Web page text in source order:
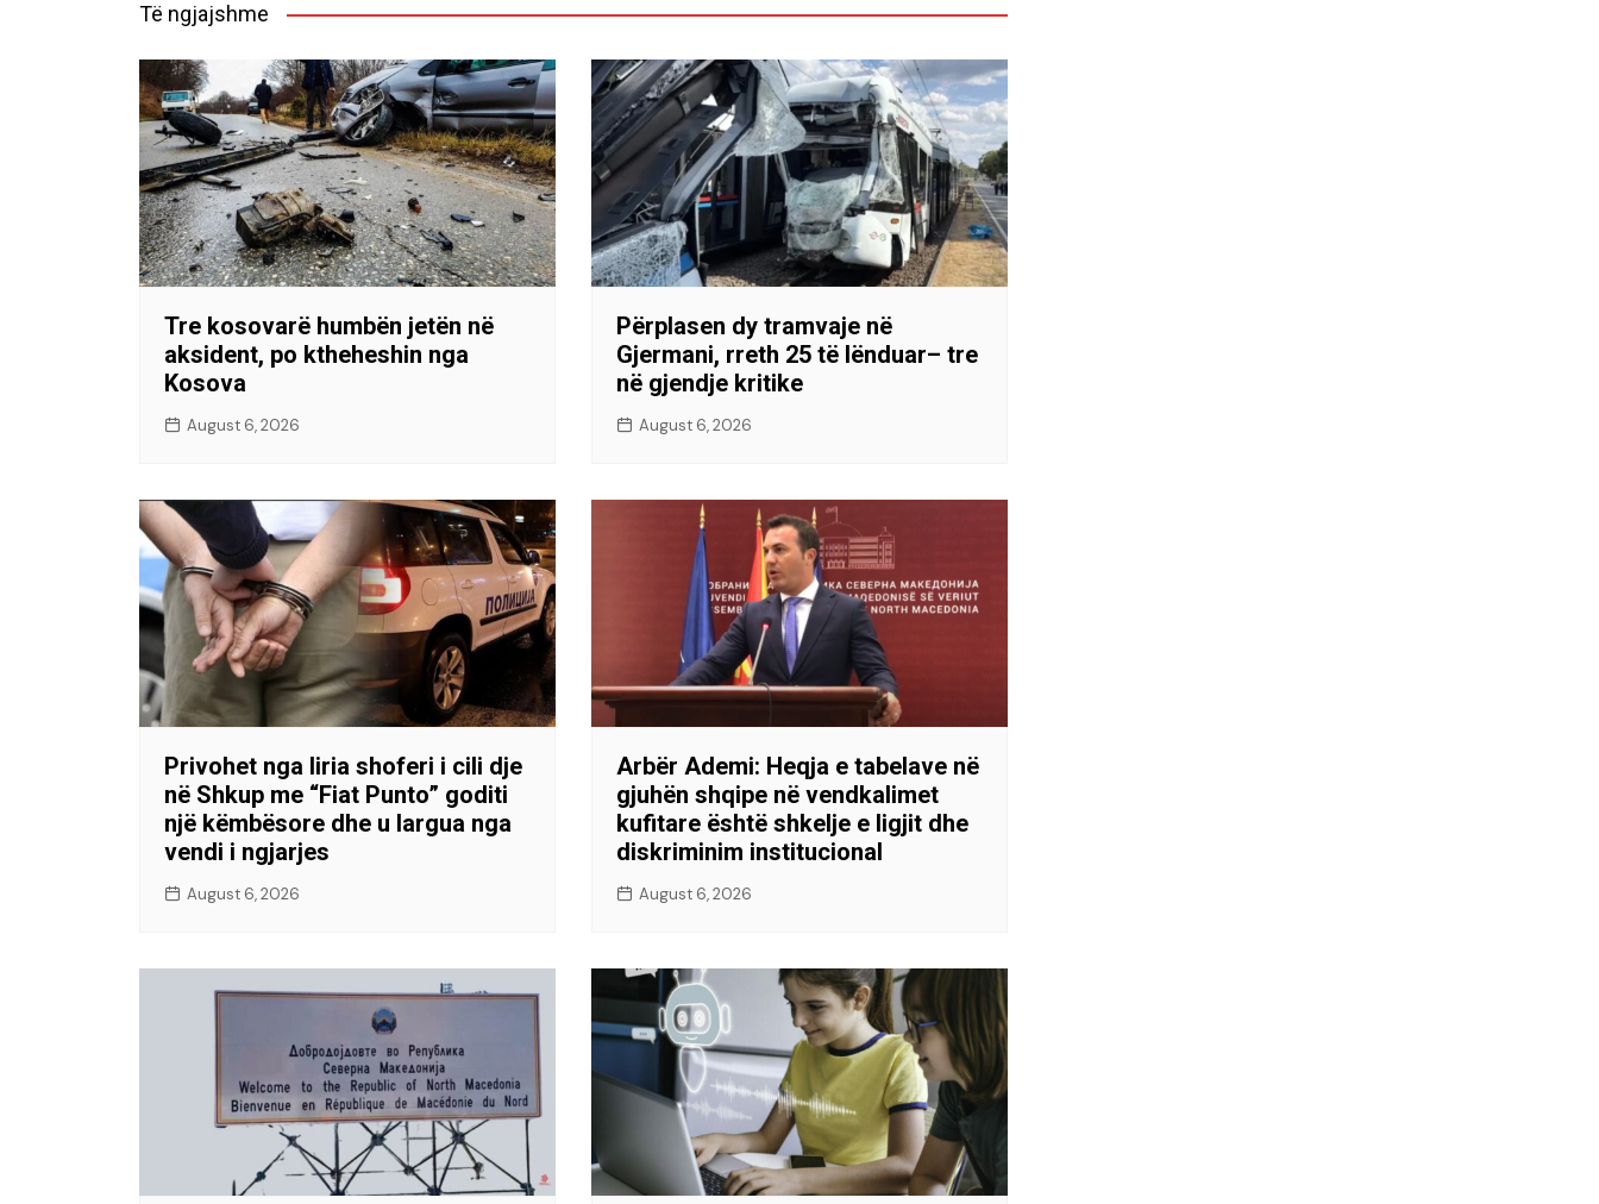
Të ngjajshme
Tre kosovarë humbën jetën në
aksident, po ktheheshin nga
Kosova
August 6, 2026
Përplasen dy tramvaje në
Gjermani, rreth 25 të lënduar– tre
në gjendje kritike
August 6, 2026
Privohet nga liria shoferi i cili dje
në Shkup me “Fiat Punto” goditi
një këmbësore dhe u largua nga
vendi i ngjarjes
August 6, 2026
Arbër Ademi: Heqja e tabelave në
gjuhën shqipe në vendkalimet
kufitare është shkelje e ligjit dhe
diskriminim institucional
August 6, 2026